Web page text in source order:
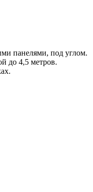
панелями, под углом.
до 4,5 метров.